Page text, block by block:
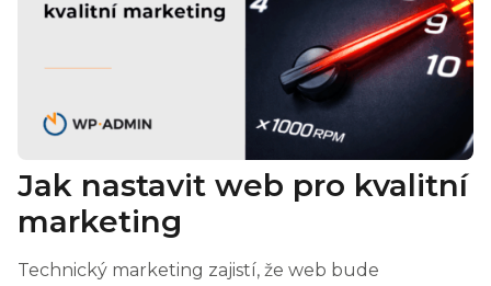
Jak nastavit web pro kvalitní
marketing
Technický marketing zajistí, že web bude